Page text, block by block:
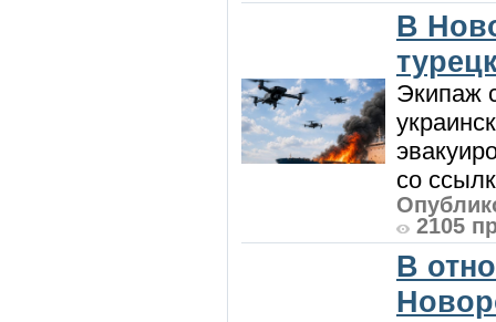
В
Экипаж
со
2105
В